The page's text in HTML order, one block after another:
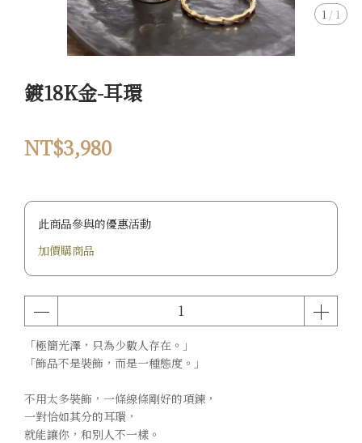
1 / 1
鍍18K金-耳環
NT$3,980
此商品參與的優惠活動
加價購商品
「極簡光澤，只為少數人存在。」
「飾品不是裝飾，而是一種態度。」
不用太多裝飾，一條線條剛好的項鍊，
一對恰如其分的耳環，
就能讓你，和別人不一樣。